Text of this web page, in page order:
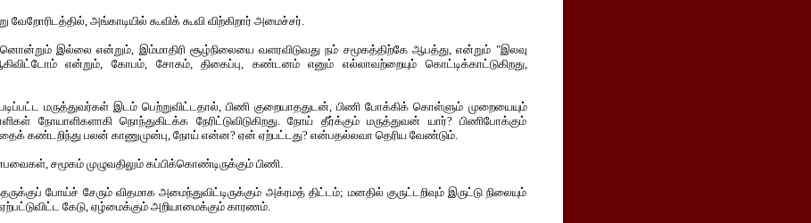
அங்காடியில் கூவிக் கூவி விற்கிறார் அமைச்சர்.
இல்லை என்றும், இம்மாதிரி சூழ்நிலையை வளரவிடுவது நம் சமூகத்திற்கே ஆபத்து, என்றும் "இலவு
என்றும், கோபம், சோகம், திகைப்பு, கண்டனம் எனும் எல்லாவற்றையும் கொட்டிக்காட்டுகிறது,
மருத்துவர்கள் இடம் பெற்றுவிட்டதால், பிணி குறையாததுடன், பிணி போக்கிக் கொள்ளும் முறையையும்
நோயாளிகளாகி நொந்துகிடக்க நேரிட்டுவிடுகிறது. நோய் தீர்க்கும் மருத்துவன் யார்? பிணிபோக்கும்
கண்டறிந்து பலன் காணுமுன்பு, நோய் என்ன? ஏன் ஏற்பட்டது? என்பதல்லவா தெரிய வேண்டும்.
சமூகம் முழுவதிலும் கப்பிக்கொண்டிருக்கும் பிணி.
போய்ச் சேரும் விதமாக அமைந்துவிட்டிருக்கும் அக்ரமத் திட்டம்; மனதில் குருட்டறிவும் இருட்டு நிலையும்
கேடு, ஏழ்மைக்கும் அறியாமைக்கும் காரணம்.